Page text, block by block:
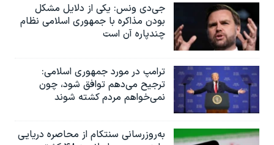
جی‌دی ونس: یکی از دلایل مشکل
بودن مذاکره با جمهوری اسلامی نظام
چندپاره آن است
ترامپ در مورد جمهوری اسلامی:
ترجیح می‌دهم توافق شود، چون
نمی‌خواهم مردم کشته شوند
به‌روزرسانی سنتکام از محاصره دریایی